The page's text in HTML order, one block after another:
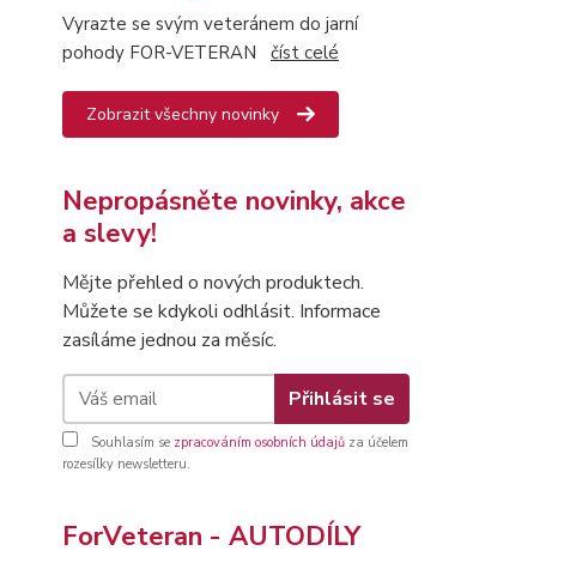
Vyrazte se svým veteránem do jarní
pohody FOR-VETERAN číst celé
Zobrazit všechny novinky
Nepropásněte novinky, akce
a slevy!
Mějte přehled o nových produktech.
Můžete se kdykoli odhlásit. Informace
zasíláme jednou za měsíc.
Přihlásit se
Souhlasím se zpracováním osobních údajů za účelem
rozesílky newsletteru.
ForVeteran - AUTODÍLY